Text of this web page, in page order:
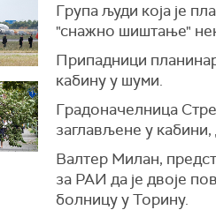
Група људи која је
"снажно шиштање"
Припадници
кабину у шуми.
Градоначелница
заглављене у
Валтер Милан,
за РАИ да је двоје
болницу у Торину.